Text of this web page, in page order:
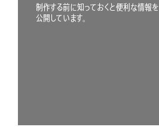
制作する前に知っておくと便利な情報を
公開しています。